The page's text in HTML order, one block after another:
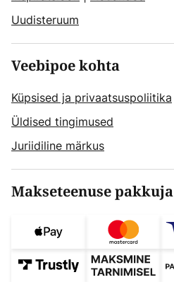
Uudisteruum
Veebipoe kohta
Küpsised ja privaatsuspoliitika
Üldised tingimused
Juriidiline märkus
Makseteenuse pakkuja